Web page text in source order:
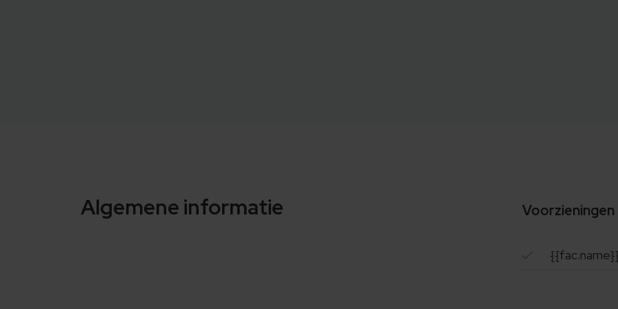
Algemene informatie Voorzieningen